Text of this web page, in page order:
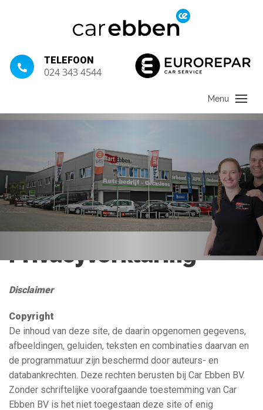
TELEFOON
024 343 4544
Privacyverklaring
Disclaimer
Copyright
De inhoud van deze site, de daarin opgenomen gegevens,
afbeeldingen, geluiden, teksten en combinaties daarvan en
de programmatuur zijn beschermd door auteurs- en
databankrechten. Deze rechten berusten bij Car Ebben BV.
Zonder schriftelijke voorafgaande toestemming van Car
Ebben BV is het niet toegestaan deze site of enig